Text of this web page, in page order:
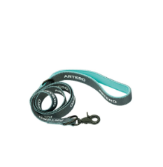
Opțiunile